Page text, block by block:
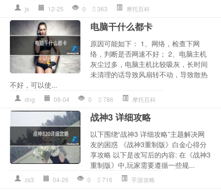
js 12-25 0 363 摩托百科
电脑干什么都卡
原因可能如下： 1、网络，检查下网
络，判断是否网速不好； 2、电脑主机
灰尘过多，电脑主机比较吸灰，长时间
未清理的话导致风扇转不动，导致散热
不好，可以使...
dng 08-04 0 786 摩托百科
战神3 详细攻略
以下围绕“战神3 详细攻略”主题解决网
友的困惑 《战神3重制版》白金心得分
享攻略 以下是改写后的内容: 在《战神3
重制版》中,玩家需要遵循一些规...
zs3 04-26 0 716 手游攻略